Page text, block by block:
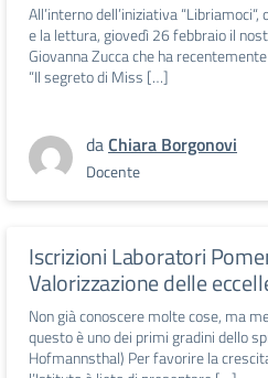
All’interno dell’iniziativa
e la lettura, giovedì 26 febbraio il
Giovanna Zucca che ha
“Il segreto di Miss […]
daChiara Borgonovi
Docente
Iscrizioni Laboratori
Valorizzazione delle
Non già conoscere molte cose, ma
questo è uno dei primi gradini dello
Hofmannsthal) Per favorire la